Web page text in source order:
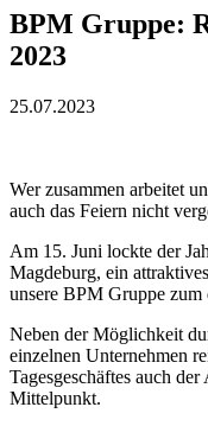
BPM Gruppe:
2023
25.07.2023
Wer zusammen arbeitet
auch das Feiern nicht
Am 15. Juni lockte der
Magdeburg, ein
unsere BPM Gruppe zum
Neben der Möglichkeit
einzelnen Unternehmen
Tagesgeschäftes auch
Mittelpunkt.